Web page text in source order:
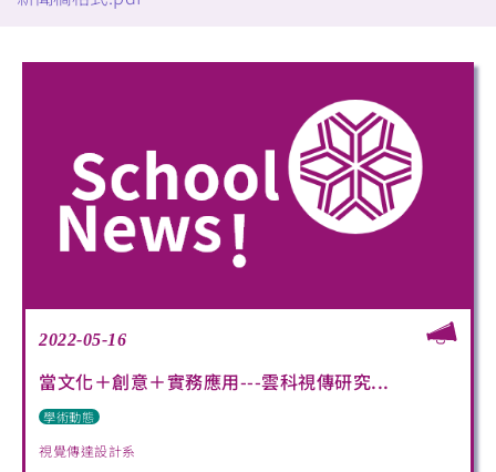
2022-05-16
當文化＋創意＋實務應用---雲科視傳研究...
學術動態
視覺傳達設計系